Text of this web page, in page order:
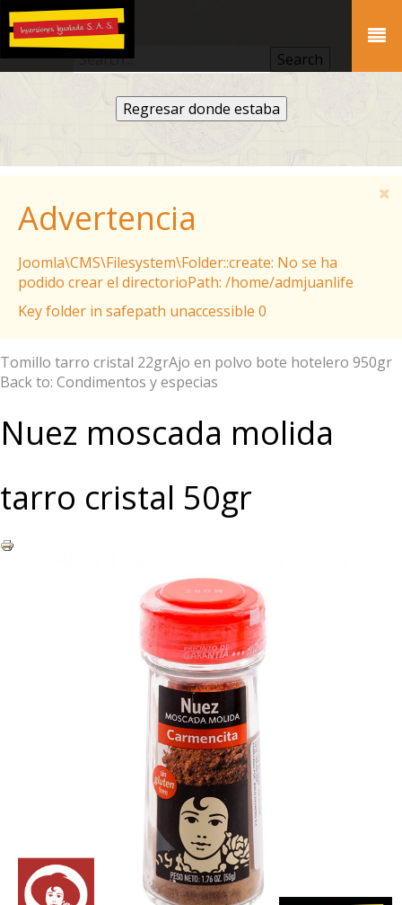
Regresar donde estaba
Advertencia
Joomla\CMS\Filesystem\Folder::create: No se ha
podido crear el directorioPath: /home/admjuanlife
Key folder in safepath unaccessible 0
Tomillo tarro cristal 22grAjo en polvo bote hotelero 950gr
Back to: Condimentos y especias
Nuez moscada molida
tarro cristal 50gr